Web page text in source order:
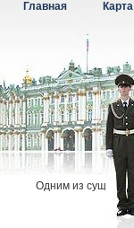
Одним из
Главная